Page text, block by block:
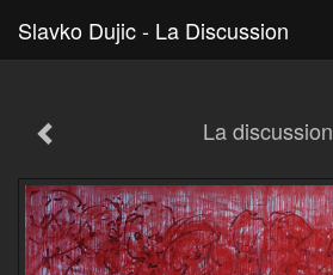
Slavko Dujic - La Discussion
La discussion